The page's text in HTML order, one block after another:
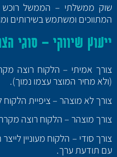
שוק ממשלתי – הממשל רוכש
המתווכים ומשתמש בשירותים
ייעוץ שיווקי – סוגי
צורך אמיתי – הלקוח רוצה
(ולא מחיר המוצר עצמו נמוך).
צורך לא מוצהר – ציפיית הלקוח
צורך מוצהר – הלקוח רוצה
צורך סודי – הלקוח מעוניין
עם תודעת ערך.